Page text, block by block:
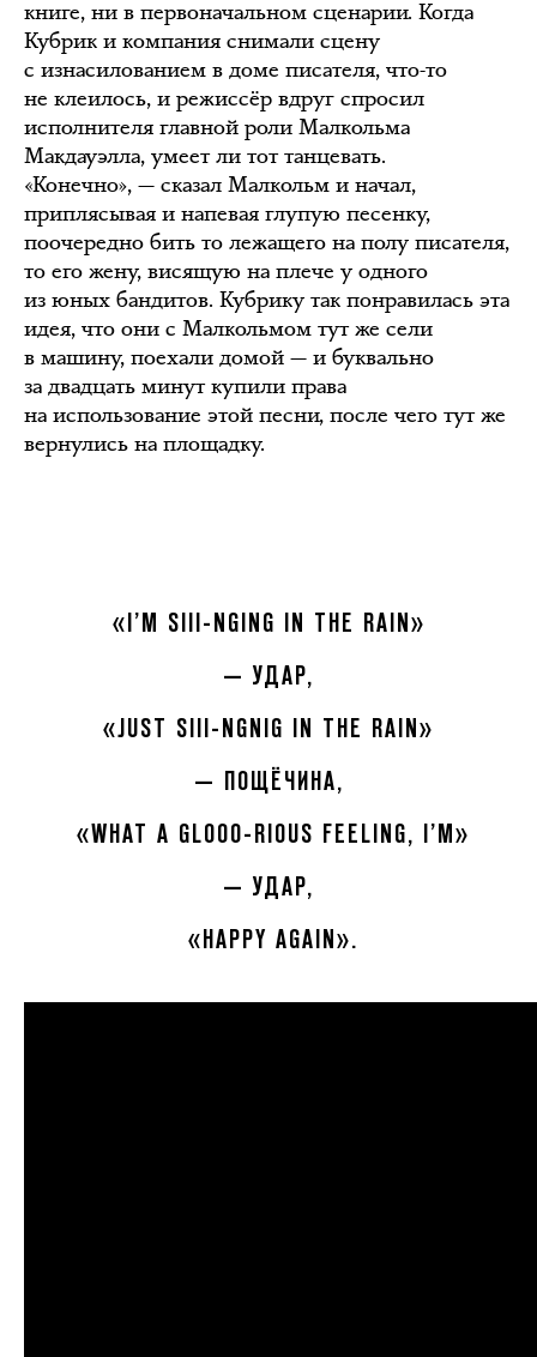
книге, ни в первоначальном сценарии. Когда
Кубрик и компания снимали сцену
с изнасилованием в доме писателя, что-то
не клеилось, и режиссёр вдруг спросил
исполнителя главной роли Малкольма
Макдауэлла, умеет ли тот танцевать.
«Конечно», — сказал Малкольм и начал,
приплясывая и напевая глупую песенку,
поочередно бить то лежащего на полу писателя,
то его жену, висящую на плече у одного
из юных бандитов. Кубрику так понравилась эта
идея, что они с Малкольмом тут же сели
в машину, поехали домой — и буквально
за двадцать минут купили права
на использование этой песни, после чего тут же
вернулись на площадку.
«I’M SIII-NGING IN THE RAIN»
— УДАР,
«JUST SIII-NGNIG IN THE RAIN»
— ПОЩЁЧИНА,
«WHAT A GLOOO-RIOUS FEELING, I’M»
— УДАР,
«HAPPY AGAIN».